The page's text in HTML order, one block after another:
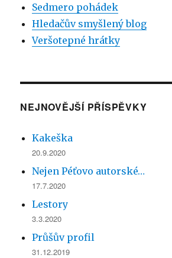
Sedmero pohádek
Hledačův smyšlený blog
Veršotepné hrátky
NEJNOVĚJŠÍ PŘÍSPĚVKY
Kakeška
20.9.2020
Nejen Péťovo autorské…
17.7.2020
Lestory
3.3.2020
Průšův profil
31.12.2019